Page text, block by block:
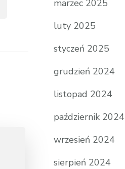
marzec 2025
luty 2025
styczeń 2025
grudzień 2024
listopad 2024
październik 2024
wrzesień 2024
sierpień 2024